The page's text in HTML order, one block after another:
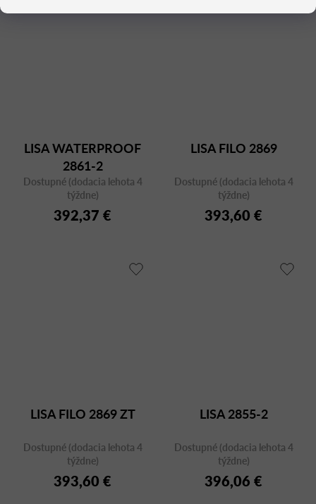
LISA WATERPROOF
2861-2
Dostupné (dodacia lehota 4
týždne)
392,37 €
LISA FILO 2869
Dostupné (dodacia lehota 4
týždne)
393,60 €
LISA FILO 2869 ZT
Dostupné (dodacia lehota 4
týždne)
393,60 €
LISA 2855-2
Dostupné (dodacia lehota 4
týždne)
396,06 €